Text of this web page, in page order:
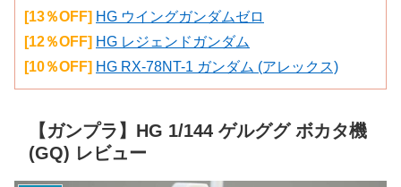
[13％OFF] HG ウイングガンダムゼロ
[12％OFF] HG レジェンドガンダム
[10％OFF] HG RX-78NT-1 ガンダム (アレックス)
【ガンプラ】HG 1/144 ゲルググ ボカタ機
(GQ) レビュー